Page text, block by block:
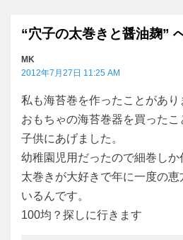
シ
ョ
“穴子の太巻きと醤油麹”
MK
2012年7月27日 11:25 AM
私も海苔巻を作ったことがあり
おもちゃの海苔巻器を買った
子供にあげました。
幼稚園児用だったので細巻しか
太巻きが大好きで年に一度の
いるんです。
100均？探しに行きます